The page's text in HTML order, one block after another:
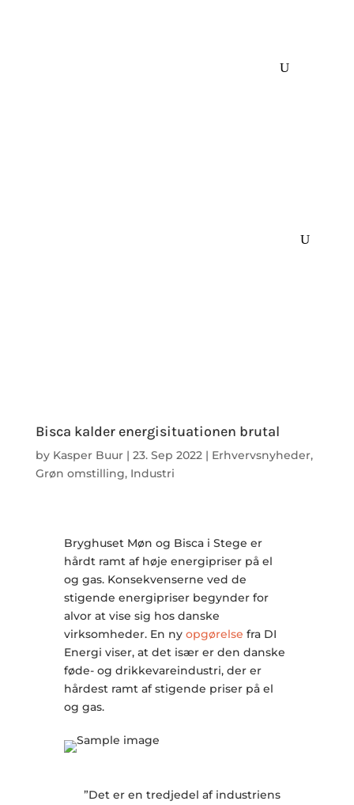
Bisca kalder energisituationen brutal
by Kasper Buur| 23. Sep 2022| Erhvervsnyheder,
Grøn omstilling, Industri
Bryghuset Møn og Bisca i Stege er
hårdt ramt af høje energipriser på el
og gas. Konsekvenserne ved de
stigende energipriser begynder for
alvor at vise sig hos danske
virksomheder. En ny opgørelse fra DI
Energi viser, at det især er den danske
føde- og drikkevareindustri, der er
hårdest ramt af stigende priser på el
og gas.
”Det er en tredjedel af industriens